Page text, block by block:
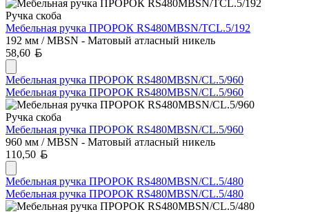
Ручка скоба
Мебельная ручка ПРОРОК RS480MBSN/TCL.5/192
192 мм / MBSN - Матовый атласный никель
58,60
Мебельная ручка ПРОРОК RS480MBSN/CL.5/960
Мебельная ручка ПРОРОК RS480MBSN/CL.5/960
Ручка скоба
Мебельная ручка ПРОРОК RS480MBSN/CL.5/960
960 мм / MBSN - Матовый атласный никель
110,50
Мебельная ручка ПРОРОК RS480MBSN/CL.5/480
Мебельная ручка ПРОРОК RS480MBSN/CL.5/480